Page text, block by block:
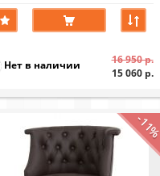
Нет в наличии
16 950 р.
15 060 р.
-11%